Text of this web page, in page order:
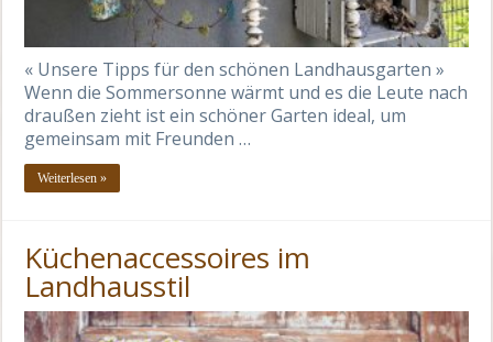
« Unsere Tipps für den schönen Landhausgarten »
Wenn die Sommersonne wärmt und es die Leute nach
draußen zieht ist ein schöner Garten ideal, um
gemeinsam mit Freunden …
Weiterlesen »
Küchenaccessoires im
Landhausstil